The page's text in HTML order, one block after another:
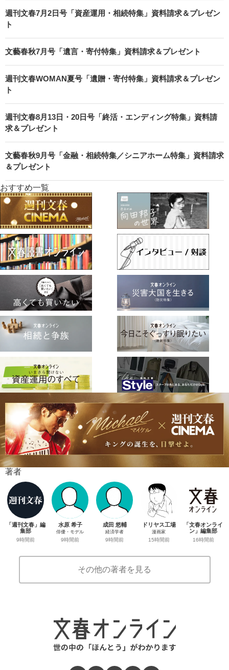
週刊文春7月2日号「資産運用・相続特集」資料請求＆プレゼン
ト
文藝春秋7月号「遺言・寄付特集」資料請求＆プレゼント
週刊文春WOMAN夏号「遺贈・寄付特集」資料請求＆プレゼン
ト
週刊文春8月13日・20日号「終活・エンディング特集」資料請
求＆プレゼント
文藝春秋9月号「金融・相続特集／シニアホーム特集」資料請求
＆プレゼント
おすすめ一覧
著者
「週刊文春」編
集部
9時間前
水原 希子
俳優・モデル
9時間前
成田 悠輔
経済学者
9時間前
ドリヤス工場
漫画家
15時間前
「文春オンライ
ン」編集部
16時間前
その他の著者を見る